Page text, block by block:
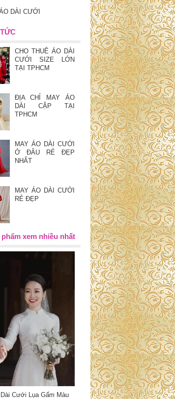
DÀI CƯỚI
CHO THUÊ ÁO DÀI
CƯỚI SIZE LỚN
TẠI TPHCM
ĐỊA CHỈ MAY ÁO
DÀI CẶP TẠI
TPHCM
MAY ÁO DÀI CƯỚI
Ở ĐÂU RẺ ĐẸP
NHẤT
MAY ÁO DÀI CƯỚI
RẺ ĐẸP
phẩm xem nhiều nhất
Cưới Lụa Gấm Màu